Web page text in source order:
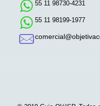
55 11 98730-4231
55 11 98199-1977